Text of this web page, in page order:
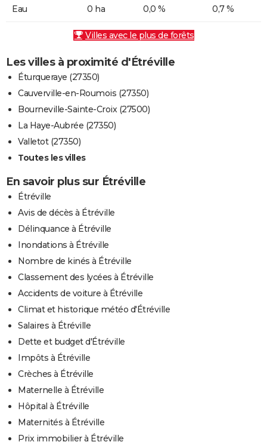
Eau 0 ha 0,0 % 0,7 %
Villes avec le plus de forêts
Les villes à proximité d'Étréville
Éturqueraye (27350)
Cauverville-en-Roumois (27350)
Bourneville-Sainte-Croix (27500)
La Haye-Aubrée (27350)
Valletot (27350)
Toutes les villes
En savoir plus sur Étréville
Étréville
Avis de décès à Étréville
Délinquance à Étréville
Inondations à Étréville
Nombre de kinés à Étréville
Classement des lycées à Étréville
Accidents de voiture à Étréville
Climat et historique météo d'Étréville
Salaires à Étréville
Dette et budget d'Étréville
Impôts à Étréville
Crèches à Étréville
Maternelle à Étréville
Hôpital à Étréville
Maternités à Étréville
Prix immobilier à Étréville